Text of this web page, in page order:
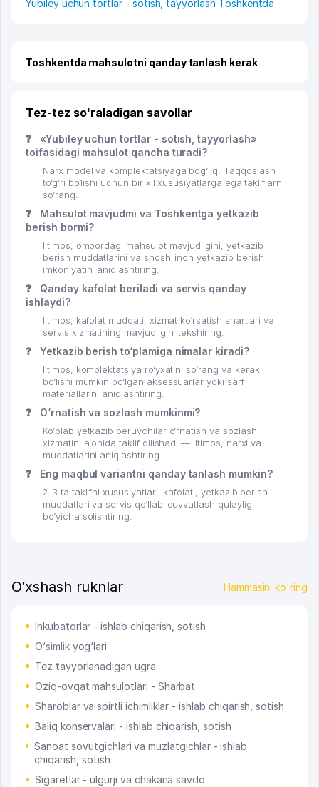
Yubiley uchun tortlar - sotish, tayyorlash Toshkentda
Toshkentda mahsulotni qanday tanlash kerak
Tez-tez so'raladigan savollar
❓
«Yubiley uchun tortlar - sotish, tayyorlash»
toifasidagi mahsulot qancha turadi?
Narx model va komplektatsiyaga bog‘liq. Taqqoslash
to‘g‘ri bo‘lishi uchun bir xil xususiyatlarga ega takliflarni
so‘rang.
❓
Mahsulot mavjudmi va Toshkentga yetkazib
berish bormi?
Iltimos, ombordagi mahsulot mavjudligini, yetkazib
berish muddatlarini va shoshilinch yetkazib berish
imkoniyatini aniqlashtiring.
❓
Qanday kafolat beriladi va servis qanday
ishlaydi?
Iltimos, kafolat muddati, xizmat ko‘rsatish shartlari va
servis xizmatining mavjudligini tekshiring.
❓ Yetkazib berish to‘plamiga nimalar kiradi?
Iltimos, komplektatsiya ro‘yxatini so‘rang va kerak
bo‘lishi mumkin bo‘lgan aksessuarlar yoki sarf
materiallarini aniqlashtiring.
❓ O‘rnatish va sozlash mumkinmi?
Ko‘plab yetkazib beruvchilar o‘rnatish va sozlash
xizmatini alohida taklif qilishadi — iltimos, narxi va
muddatlarini aniqlashtiring.
❓ Eng maqbul variantni qanday tanlash mumkin?
2–3 ta taklifni xususiyatlari, kafolati, yetkazib berish
muddatlari va servis qo‘llab-quvvatlash qulayligi
bo‘yicha solishtiring.
O‘xshash ruknlar Hammasini ko'ring
Inkubatorlar - ishlab chiqarish, sotish
O‘simlik yog‘lari
Tez tayyorlanadigan ugra
Oziq-ovqat mahsulotlari - Sharbat
Sharoblar va spirtli ichimliklar - ishlab chiqarish, sotish
Baliq konservalari - ishlab chiqarish, sotish
Sanoat sovutgichlari va muzlatgichlar - ishlab
chiqarish, sotish
Sigaretlar - ulgurji va chakana savdo